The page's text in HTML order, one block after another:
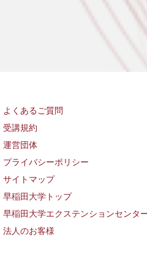
よくあるご質問
受講規約
運営団体
プライバシーポリシー
サイトマップ
早稲田大学トップ
早稲田大学エクステンションセンタ
法人のお客様